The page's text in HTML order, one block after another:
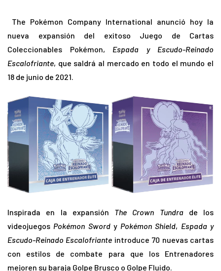
The Pokémon Company International anunció hoy la
nueva expansión del exitoso Juego de Cartas
Coleccionables Pokémon, Espada y Escudo-Reinado
Escalofriante, que saldrá al mercado en todo el mundo el
18 de junio de 2021.
Inspirada en la expansión The Crown Tundra de los
videojuegos Pokémon Swordy Pokémon Shield, Espada y
Escudo-Reinado Escalofriante introduce 70 nuevas cartas
con estilos de combate para que los Entrenadores
mejoren su baraja Golpe Brusco o Golpe Fluido.